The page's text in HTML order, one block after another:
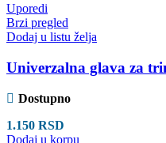
Uporedi
Brzi pregled
Dodaj u listu želja
Univerzalna glava za
Dostupno
1.150 RSD
Dodaj u korpu